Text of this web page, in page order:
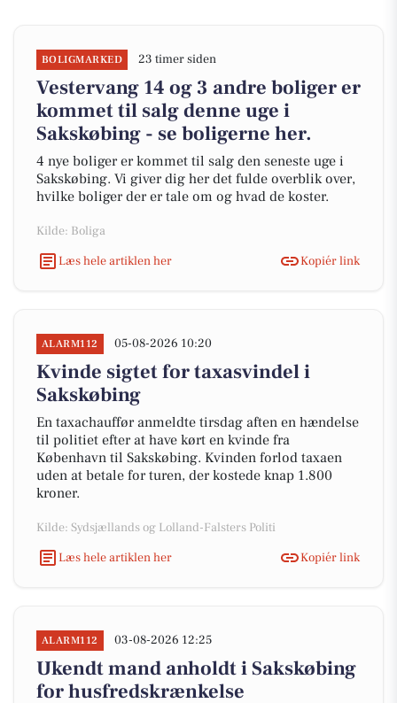
BOLIGMARKED 23 timer siden
Vestervang 14 og 3 andre boliger er
kommet til salg denne uge i
Sakskøbing - se boligerne her.
4 nye boliger er kommet til salg den seneste uge i
Sakskøbing. Vi giver dig her det fulde overblik over,
hvilke boliger der er tale om og hvad de koster.
Kilde: Boliga
Læs hele artiklen her
Kopiér link
ALARM112 05-08-2026 10:20
Kvinde sigtet for taxasvindel i
Sakskøbing
En taxachauffør anmeldte tirsdag aften en hændelse
til politiet efter at have kørt en kvinde fra
København til Sakskøbing. Kvinden forlod taxaen
uden at betale for turen, der kostede knap 1.800
kroner.
Kilde: Sydsjællands og Lolland-Falsters Politi
Læs hele artiklen her
Kopiér link
ALARM112 03-08-2026 12:25
Ukendt mand anholdt i Sakskøbing
for husfredskrænkelse